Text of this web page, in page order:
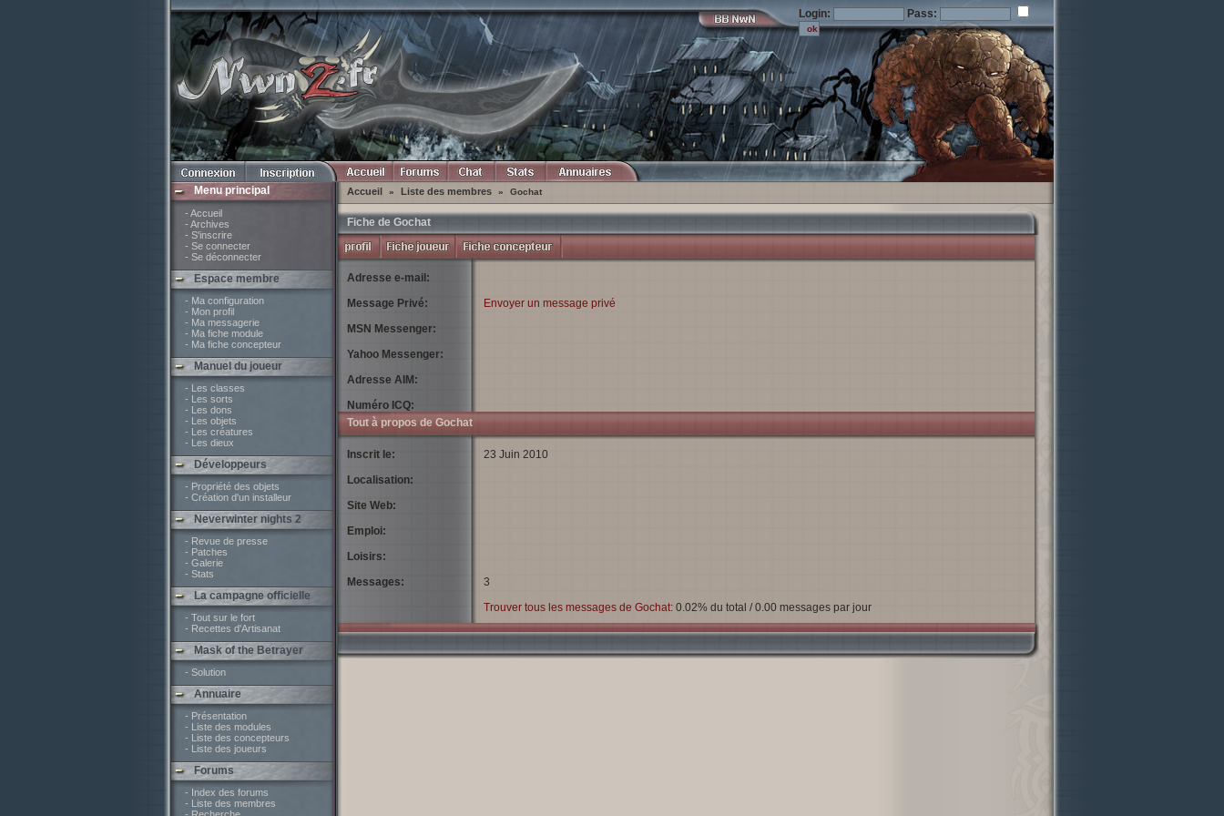
Login: Pass:
Menu principal
- Accueil
- Archives
- S'inscrire
- Se connecter
- Se déconnecter
Espace membre
- Ma configuration
- Mon profil
- Ma messagerie
- Ma fiche module
- Ma fiche concepteur
Manuel du joueur
- Les classes
- Les sorts
- Les dons
- Les objets
- Les créatures
- Les dieux
Développeurs
- Propriété des objets
- Création d'un installeur
Neverwinter nights 2
- Revue de presse
- Patches
- Galerie
- Stats
La campagne officielle
- Tout sur le fort
- Recettes d'Artisanat
Mask of the Betrayer
- Solution
Annuaire
- Présentation
- Liste des modules
- Liste des concepteurs
- Liste des joueurs
Forums
- Index des forums
- Liste des membres
Accueil » Liste des membres » Gochat
Fiche de Gochat
Adresse e-mail:
Message Privé:
MSN Messenger:
Yahoo Messenger:
Adresse AIM:
Numéro ICQ:
Envoyer un message privé
Tout à propos de Gochat
Inscrit le:
Localisation:
Site Web:
Emploi:
Loisirs:
Messages:
23 Juin 2010
3
Trouver tous les messages de Gochat:0.02% du total / 0.00 messages par jour